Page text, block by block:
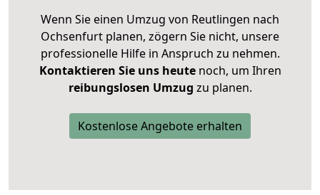
Wenn Sie einen Umzug von Reutlingen nach
Ochsenfurt planen, zögern Sie nicht, unsere
professionelle Hilfe in Anspruch zu nehmen.
Kontaktieren Sie uns heutenoch, um Ihren
reibungslosen Umzug zu planen.
Kostenlose Angebote erhalten